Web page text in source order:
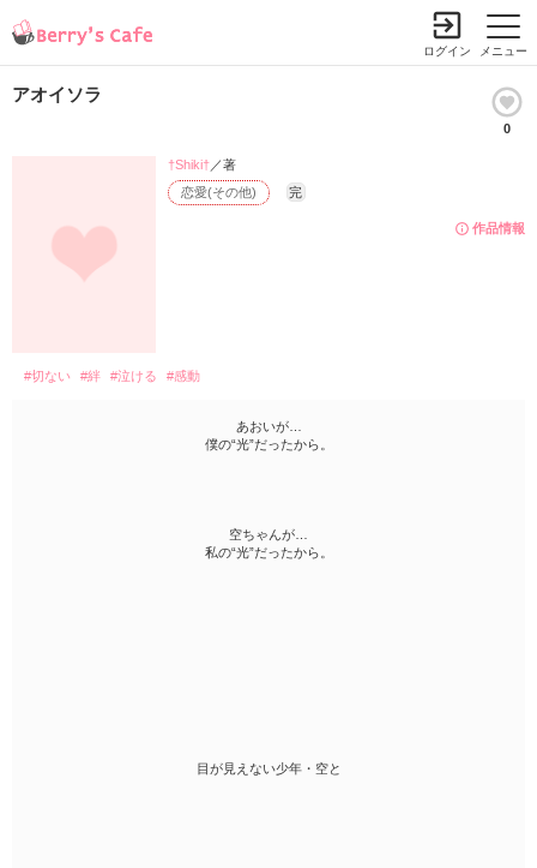
メニュー
ログイン
アオイソラ
0
作品情報
恋愛(その他) 完
†Shiki†／著
#切ない #絆 #泣ける #感動
あおいが…
僕の“光”だったから。
空ちゃんが…
私の“光”だったから。
目が見えない少年・空と